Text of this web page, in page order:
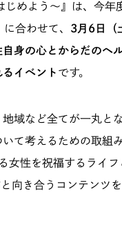
じめよう〜』は、今年
合わせて、 3月6日（
自身の心とからだのヘ
イベント です。
域など全てが一丸と
て考えるための取組
女性を祝福するライフ
向き合うコンテンツ